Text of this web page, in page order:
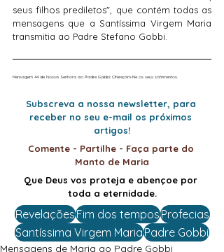
seus filhos prediletos", que contém todas as
mensagens que a Santíssima Virgem Maria
transmitia ao Padre Stefano Gobbi.
Mensagem 44 de Nossa Senhora ao Padre Gobbi: Ofereçam-Me os seus sofrimentos.
Subscreva a nossa newsletter, para
receber no seu e-mail os próximos
artigos!
Comente - Partilhe - Faça parte do
Manto de Maria
Que Deus vos proteja e abençoe por
toda a eternidade.
RevelaçõesFim dos temposProfecias
Santíssima Virgem MariaPadre Gobbi
Mensagens de Maria ao Padre Gobbi